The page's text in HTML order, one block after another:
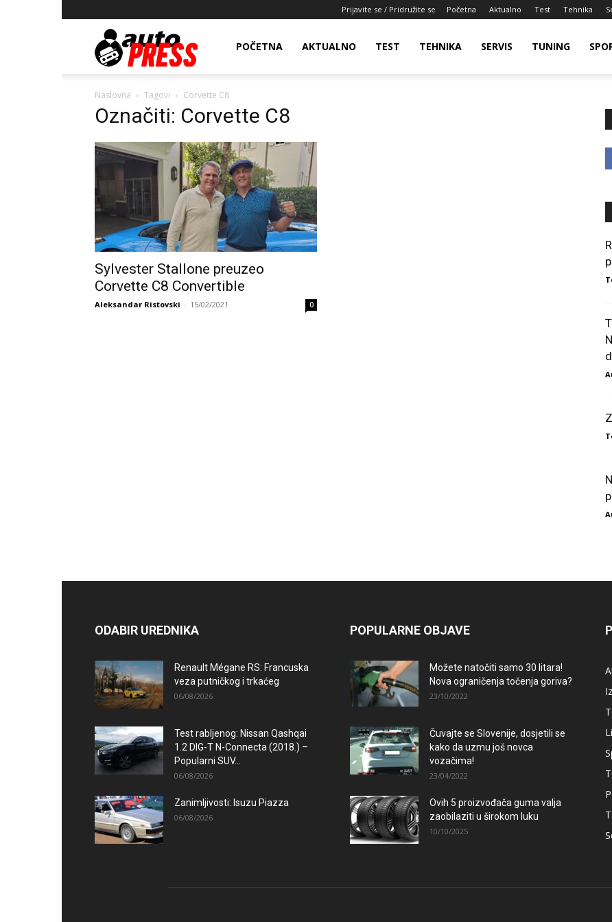
Prijavite se / Pridružite se Početna Aktualno Test Tehnika
AutopressHRPOČETNA AKTUALNO TEST TEHNIKA SERVIS TUNING
Naslovna Tagovi Corvette C8
Označiti: Corvette C8
Sylvester Stallone preuzeo
Corvette C8 Convertible
Aleksandar Ristovski - 15/02/2021 0
ODABIR UREDNIKA
Renault Mégane RS: Francuska
veza putničkog i trkaćeg
06/08/2026
Test rabljenog: Nissan Qashqai
1.2 DIG-T N-Connecta (2018.) –
Popularni SUV...
06/08/2026
Zanimljivosti: Isuzu Piazza
06/08/2026
POPULARNE OBJAVE
Možete natočiti samo 30 litara!
Nova ograničenja točenja goriva?
23/10/2022
Čuvajte se Slovenije, dosjetili se
kako da uzmu još novca
vozačima!
23/04/2022
Ovih 5 proizvođača guma valja
zaobilaziti u širokom luku
10/10/2025